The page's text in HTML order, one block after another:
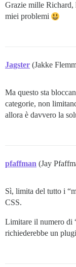
Grazie mille Richard,
miei problemi
Jagster (Jakke
Ma questo sta
categorie, non
allora è davvero la
pfaffman (Jay
Sì, limita del tutto i
CSS.
Limitare il numero di
richiederebbe un